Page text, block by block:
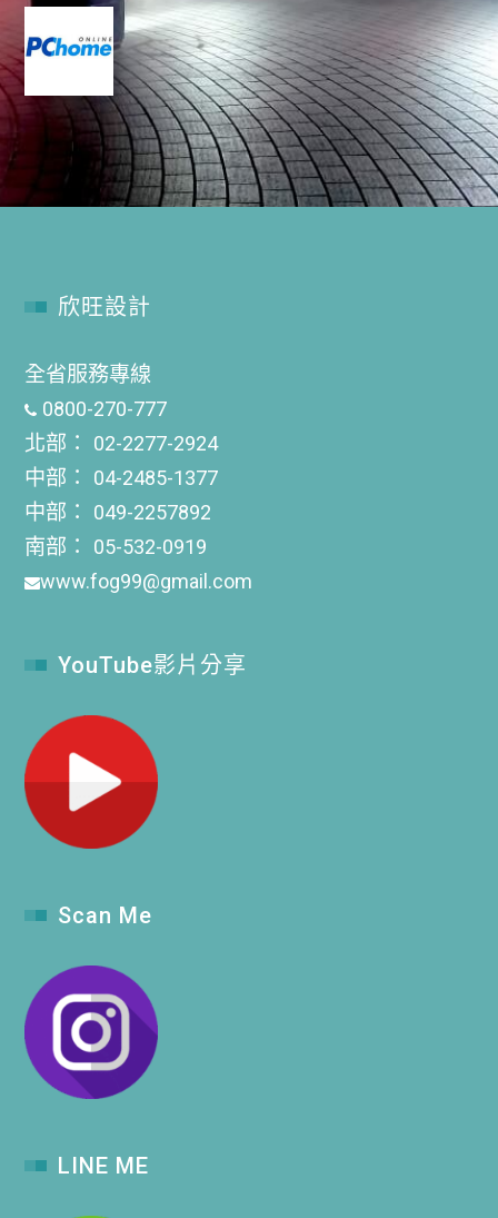
欣旺設計
全省服務專線
0800-270-777
北部： 02-2277-2924
中部： 04-2485-1377
中部： 049-2257892
南部： 05-532-0919
www.fog99@gmail.com
YouTube影片分享
Scan Me
LINE ME